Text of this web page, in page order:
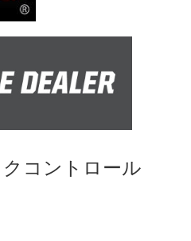
コントロール